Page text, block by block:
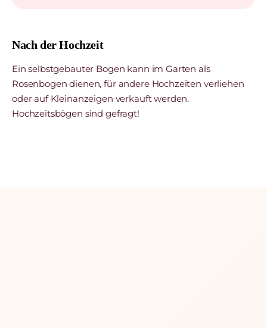
Nach der Hochzeit
Ein selbstgebauter Bogen kann im Garten als
Rosenbogen dienen, für andere Hochzeiten verliehen
oder auf Kleinanzeigen verkauft werden.
Hochzeitsbögen sind gefragt!